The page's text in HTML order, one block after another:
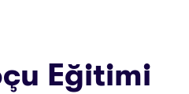
Eğitimi